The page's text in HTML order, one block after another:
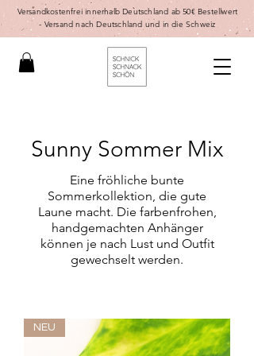
Versandkostenfrei innerhalb Deutschland ab 50€ Bestellwert
- Versand nach Deutschland und in die Schweiz
Sunny Sommer Mix
Eine fröhliche bunte
Sommerkollektion, die gute
Laune macht. Die farbenfrohen,
handgemachten Anhänger
können je nach Lust und Outfit
gewechselt werden.
NEU